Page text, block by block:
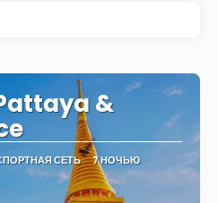
&
СЕТЬ 7 НОЧЬЮ